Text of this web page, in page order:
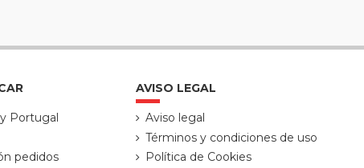
Portugal
pedidos
AVISO LEGAL
Aviso legal
Términos y condiciones de uso
Política de Cookies